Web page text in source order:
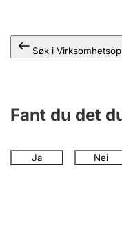
Søk i
Fant du det
Ja Nei